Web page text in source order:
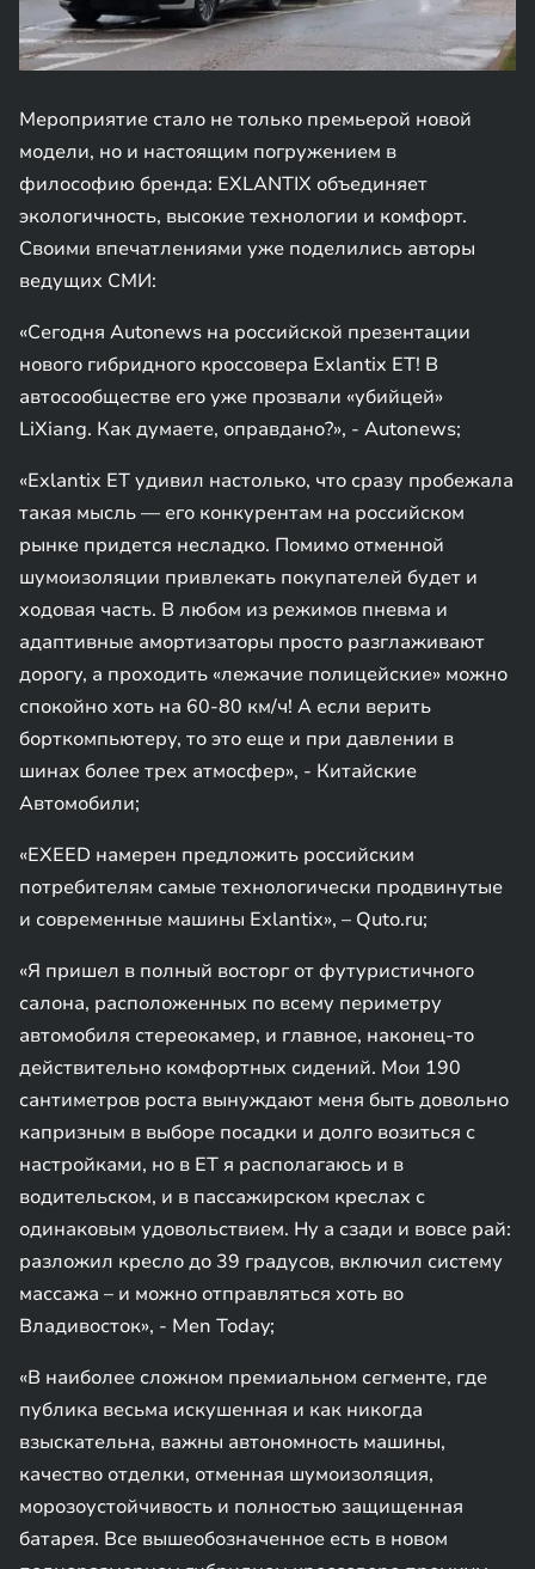
Мероприятие стало не только премьерой новой
модели, но и настоящим погружением в
философию бренда: EXLANTIX объединяет
экологичность, высокие технологии и комфорт.
Своими впечатлениями уже поделились авторы
ведущих СМИ:
«Сегодня Autonews на российской презентации
нового гибридного кроссовера Exlantix ET! В
автосообществе его уже прозвали «убийцей»
LiXiang. Как думаете, оправдано?», - Autonews;
«Exlantix ET удивил настолько, что сразу пробежала
такая мысль — его конкурентам на российском
рынке придется несладко. Помимо отменной
шумоизоляции привлекать покупателей будет и
ходовая часть. В любом из режимов пневма и
адаптивные амортизаторы просто разглаживают
дорогу, а проходить «лежачие полицейские» можно
спокойно хоть на 60-80 км/ч! А если верить
борткомпьютеру, то это еще и при давлении в
шинах более трех атмосфер», - Китайские
Автомобили;
«EXEED намерен предложить российским
потребителям самые технологически продвинутые
и современные машины Exlantix», – Quto.ru;
«Я пришел в полный восторг от футуристичного
салона, расположенных по всему периметру
автомобиля стереокамер, и главное, наконец-то
действительно комфортных сидений. Мои 190
сантиметров роста вынуждают меня быть довольно
капризным в выборе посадки и долго возиться с
настройками, но в ET я располагаюсь и в
водительском, и в пассажирском креслах с
одинаковым удовольствием. Ну а сзади и вовсе рай:
разложил кресло до 39 градусов, включил систему
массажа – и можно отправляться хоть во
Владивосток», - Men Today;
«В наиболее сложном премиальном сегменте, где
публика весьма искушенная и как никогда
взыскательна, важны автономность машины,
качество отделки, отменная шумоизоляция,
морозоустойчивость и полностью защищенная
батарея. Все вышеобозначенное есть в новом